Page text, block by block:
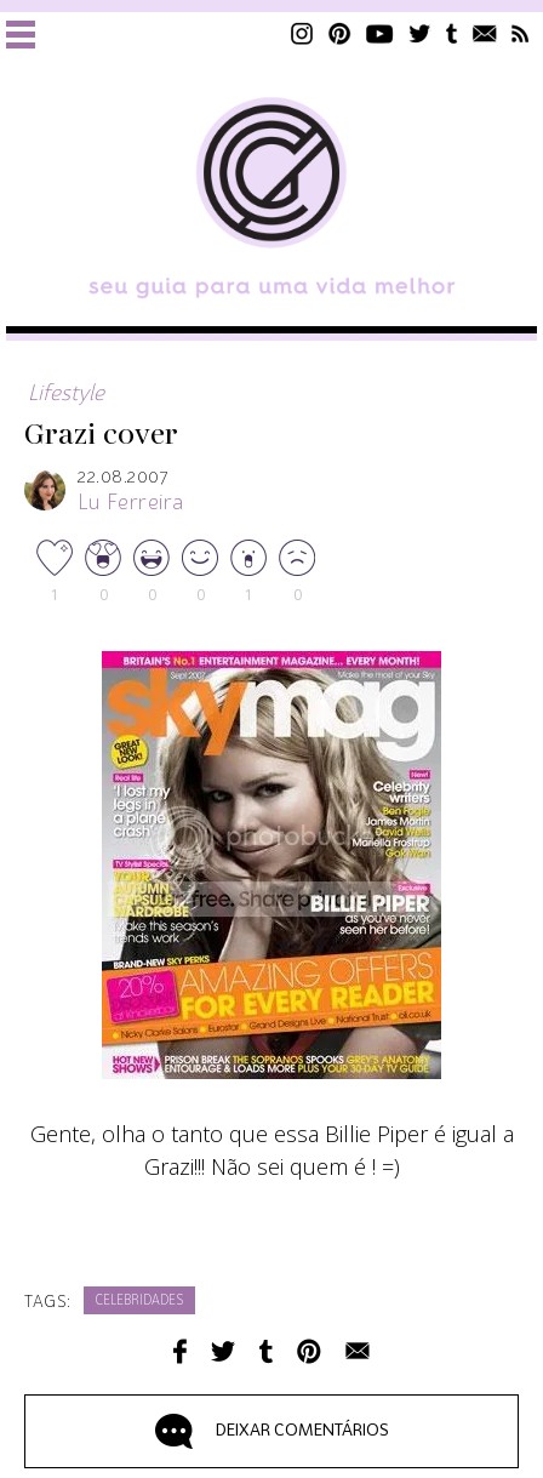
Lifestyle
Grazi cover
22.08.2007
Lu Ferreira
1 0 0 0 1 0
Gente, olha o tanto que essa Billie Piper é igual a
Grazi!!! Não sei quem é ! =)
TAGS: CELEBRIDADES
DEIXAR COMENTÁRIOS